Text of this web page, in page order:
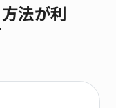
法が利